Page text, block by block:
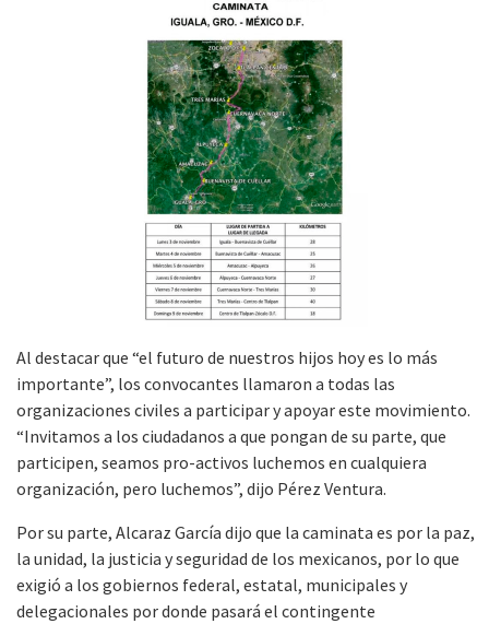
Al destacar que “el futuro de nuestros hijos hoy es lo más
importante”, los convocantes llamaron a todas las
organizaciones civiles a participar y apoyar este movimiento.
“Invitamos a los ciudadanos a que pongan de su parte, que
participen, seamos pro-activos luchemos en cualquiera
organización, pero luchemos”, dijo Pérez Ventura.
Por su parte, Alcaraz García dijo que la caminata es por la paz,
la unidad, la justicia y seguridad de los mexicanos, por lo que
exigió a los gobiernos federal, estatal, municipales y
delegacionales por donde pasará el contingente